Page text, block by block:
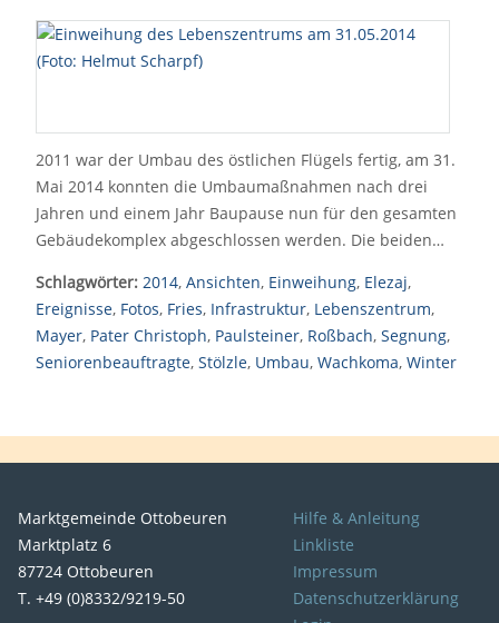
2011 war der Umbau des östlichen Flügels fertig, am 31.
Mai 2014 konnten die Umbaumaßnahmen nach drei
Jahren und einem Jahr Baupause nun für den gesamten
Gebäudekomplex abgeschlossen werden. Die beiden…
Schlagwörter: 2014, Ansichten, Einweihung, Elezaj,
Ereignisse, Fotos, Fries, Infrastruktur, Lebenszentrum,
Mayer, Pater Christoph, Paulsteiner, Roßbach, Segnung,
Seniorenbeauftragte, Stölzle, Umbau, Wachkoma, Winter
Marktgemeinde Ottobeuren
Marktplatz 6
87724 Ottobeuren
T. +49 (0)8332/9219-50
Hilfe & Anleitung
Linkliste
Impressum
Datenschutzerklärung